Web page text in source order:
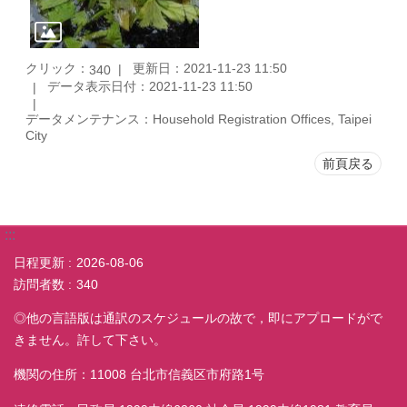
クリック： 340
更新日：2021-11-23 11:50
データ表示日付：2021-11-23 11:50
データメンテナンス：Household Registration Offices, Taipei
City
前頁戻る
:::
日程更新
2026-08-06
訪問者数
340
◎他の言語版は通訳のスケジュールの故で，即にアプロードがで
きません。許して下さい。
機関の住所：11008 台北市信義区市府路1号